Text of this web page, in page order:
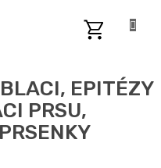
EPITÉZY
PRSU,